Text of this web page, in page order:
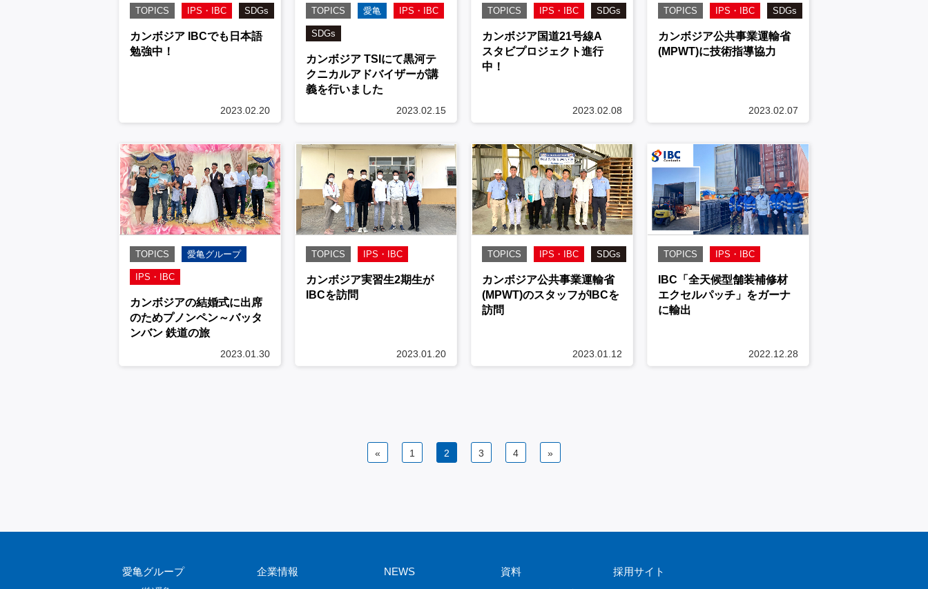
TOPICS IPS・IBC SDGs
カンボジア IBCでも日本語
勉強中！
2023.02.20
TOPICS 愛亀 IPS・IBC
SDGs
カンボジア TSIにて黒河テ
クニカルアドバイザーが講
義を行いました
2023.02.15
TOPICS IPS・IBC SDGs
カンボジア国道21号線A
スタビプロジェクト進行
中！
2023.02.08
TOPICS IPS・IBC SDGs
カンボジア公共事業運輸省
(MPWT)に技術指導協力
2023.02.07
TOPICS 愛亀グループ
IPS・IBC
カンボジアの結婚式に出席
のためプノンペン～バッタ
ンバン 鉄道の旅
2023.01.30
TOPICS IPS・IBC
カンボジア実習生2期生が
IBCを訪問
2023.01.20
TOPICS IPS・IBC SDGs
カンボジア公共事業運輸省
(MPWT)のスタッフがIBCを
訪問
2023.01.12
TOPICS IPS・IBC
IBC「全天候型舗装補修材
エクセルパッチ」をガーナ
に輸出
2022.12.28
« 1 2 3 4 »
愛亀グループ 企業情報 NEWS 資料 採用サイト